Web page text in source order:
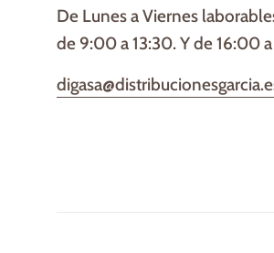
De Lunes a Viernes
de 9:00 a 13:30. Y de 16:00